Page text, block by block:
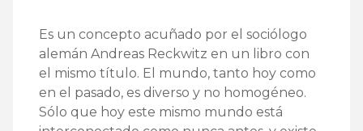
Es un concepto acuñado por el sociólogo
alemán Andreas Reckwitz en un libro con
el mismo título. El mundo, tanto hoy como
en el pasado, es diverso y no homogéneo.
Sólo que hoy este mismo mundo está